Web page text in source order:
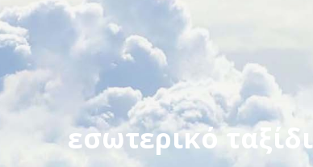
εσωτερικό ταξίδι